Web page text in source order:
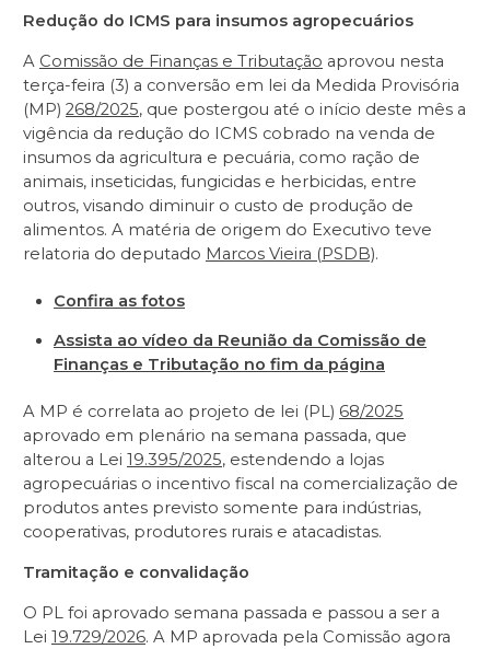
Redução do ICMS para insumos agropecuários
A Comissão de Finanças e Tributação aprovou nesta
terça-feira (3) a conversão em lei da Medida Provisória
(MP) 268/2025, que postergou até o início deste mês a
vigência da redução do ICMS cobrado na venda de
insumos da agricultura e pecuária, como ração de
animais, inseticidas, fungicidas e herbicidas, entre
outros, visando diminuir o custo de produção de
alimentos. A matéria de origem do Executivo teve
relatoria do deputado Marcos Vieira (PSDB).
Confira as fotos
Assista ao vídeo da Reunião da Comissão de
Finanças e Tributação no fim da página
A MP é correlata ao projeto de lei (PL) 68/2025
aprovado em plenário na semana passada, que
alterou a Lei 19.395/2025, estendendo a lojas
agropecuárias o incentivo fiscal na comercialização de
produtos antes previsto somente para indústrias,
cooperativas, produtores rurais e atacadistas.
Tramitação e convalidação
O PL foi aprovado semana passada e passou a ser a
Lei 19.729/2026. A MP aprovada pela Comissão agora